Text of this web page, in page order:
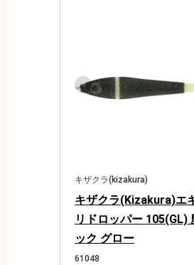
キザクラ(kizakura)
キザクラ(Kizakura)エ
リドロッパー 105(GL)
ック グロー
61048